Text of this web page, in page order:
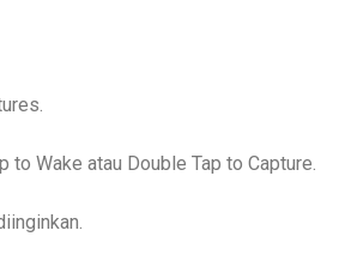
to Wake atau Double Tap to Capture.